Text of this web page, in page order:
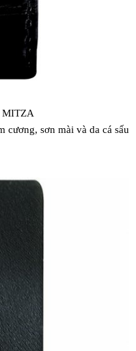
MITZA
cương, sơn mài và da cá sấu